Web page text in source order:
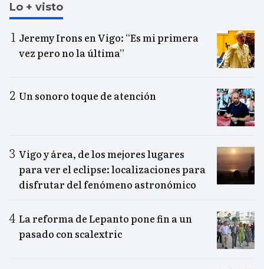
Lo + visto
Jeremy Irons en Vigo: “Es mi primera
vez pero no la última”
Un sonoro toque de atención
Vigo y área, de los mejores lugares
para ver el eclipse: localizaciones para
disfrutar del fenómeno astronómico
La reforma de Lepanto pone fin a un
pasado con scalextric